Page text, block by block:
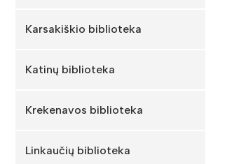
Karsakiškio biblioteka
Katinų biblioteka
Krekenavos biblioteka
Linkaučių biblioteka